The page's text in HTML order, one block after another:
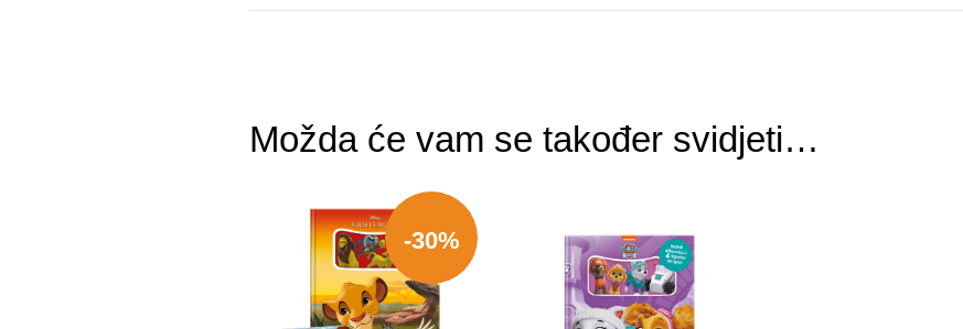
Možda će vam se također svidjeti…
-30%